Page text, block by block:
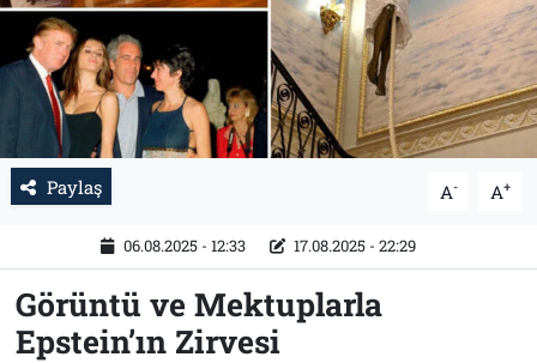
Paylaş A- A+
06.08.2025 - 12:33 17.08.2025 - 22:29
Görüntü ve Mektuplarla
Epstein’ın Zirvesi